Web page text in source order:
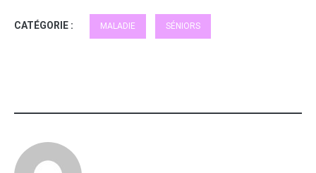
CATÉGORIE : MALADIE SÉNIORS